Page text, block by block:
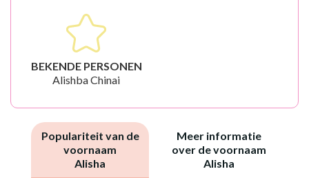
BEKENDE PERSONEN
Alishba Chinai
Populariteit van de
voornaam
Alisha
Meer informatie
over de voornaam
Alisha